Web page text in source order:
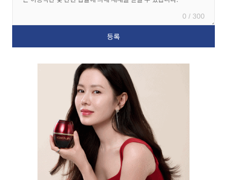
0 / 300